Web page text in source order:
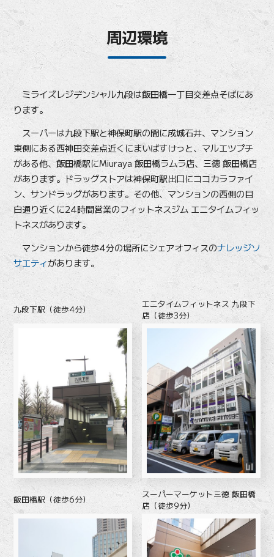
周辺環境
ミライズレジデンシャル九段は飯田橋一丁目交差点そばにあ
ります。
スーパーは九段下駅と神保町駅の間に成城石井、マンション
東側にある西神田交差点近くにまいばすけっと、マルエツプチ
がある他、飯田橋駅にMiuraya 飯田橋ラムラ店、三徳 飯田橋店
があります。ドラッグストアは神保町駅出口にココカラファイ
ン、サンドラッグがあります。その他、マンションの西側の目
白通り近くに24時間営業のフィットネスジム エニタイムフィッ
トネスがあります。
マンションから徒歩4分の場所にシェアオフィスのナレッジソ
サエティがあります。
九段下駅（徒歩4分）
エニタイムフィットネス 九段下
店（徒歩3分）
飯田橋駅（徒歩6分）
スーパーマーケット三徳 飯田橋
店（徒歩9分）